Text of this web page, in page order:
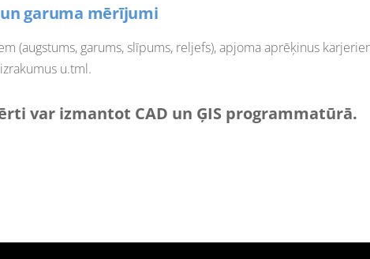
garuma mērījumi
(augstums, garums, slīpums, reljefs), apjoma aprēķinus
u.tml.
var izmantot CAD un ĢIS programmatūrā.